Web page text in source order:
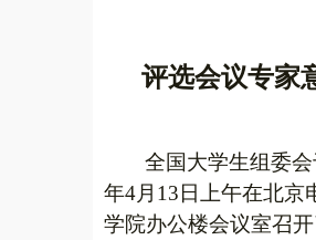
评选会议专家
全国大学生组委会
年4月13日上午在北京
学院办公楼会议室召